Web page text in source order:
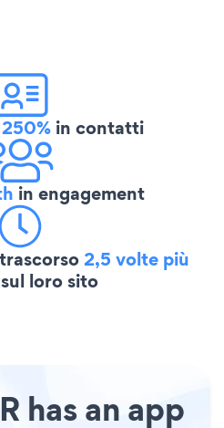
in contatti
in engagement
2,5 volte più
sul loro sito
has an app